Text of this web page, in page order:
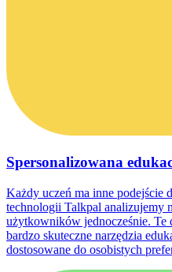
Spersonalizowana
Każdy uczeń ma inne podejście
technologii Talkpal analizujemy
użytkowników jednocześnie. Te
bardzo skuteczne narzędzia
dostosowane do osobistych